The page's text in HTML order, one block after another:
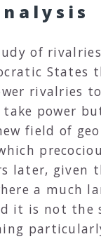
of
States
rivalries
power
field of
later, given
a much
it is not the